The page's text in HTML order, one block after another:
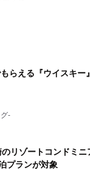
らえる『ウイスキー
-
リゾートコンドミニ
プランが対象